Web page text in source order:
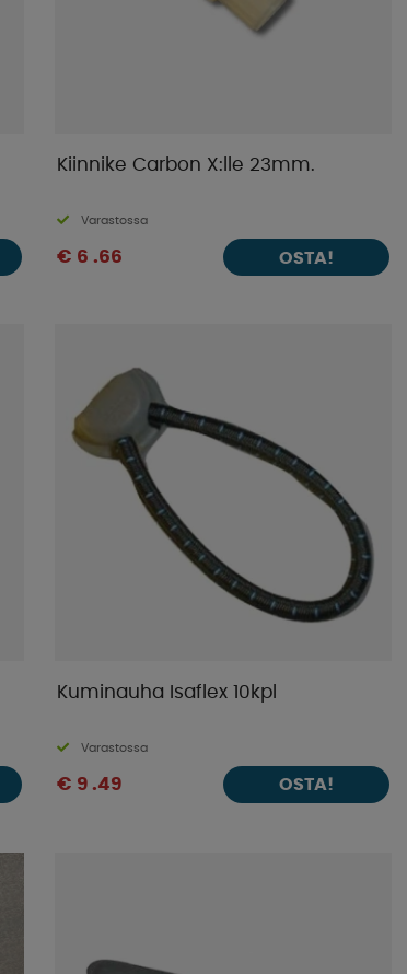
Kiinnike Carbon X:lle 23mm.
Varastossa
€ 6 .66 OSTA!
Kuminauha Isaflex 10kpl
Varastossa
€ 9 .49 OSTA!